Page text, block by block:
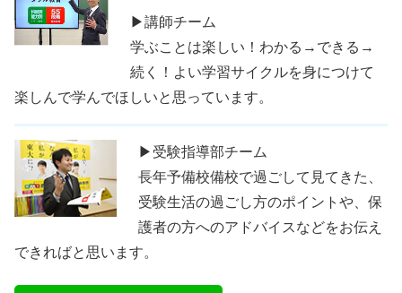
▶講師チーム
学ぶことは楽しい！わかる→できる→
続く！よい学習サイクルを身につけて
楽しんで学んでほしいと思っています。
▶受験指導部チーム
長年予備校備校で過ごして見てきた、
受験生活の過ごし方のポイントや、保
護者の方へのアドバイスなどをお伝え
できればと思います。